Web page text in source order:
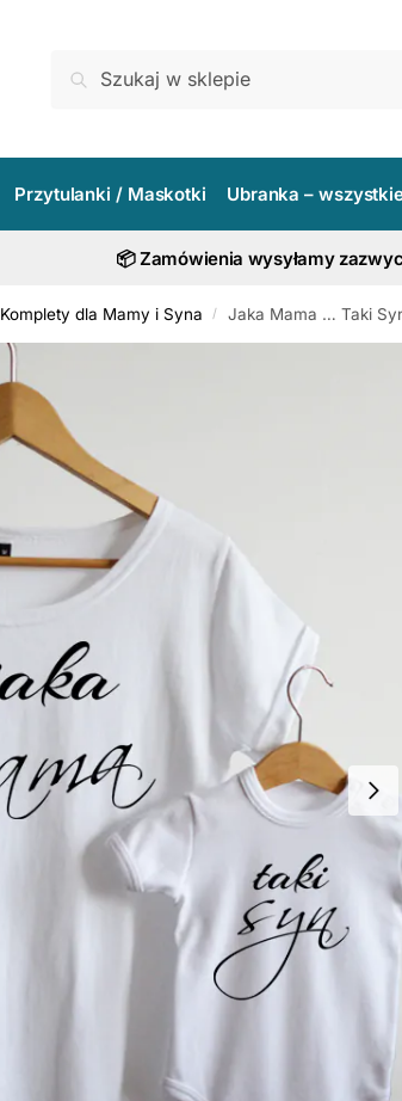
Przytulanki / Maskotki Ubranka –
📦 Zamówienia wysyłamy
Komplety dla Mamy i Syna / Jaka Mama … Taki